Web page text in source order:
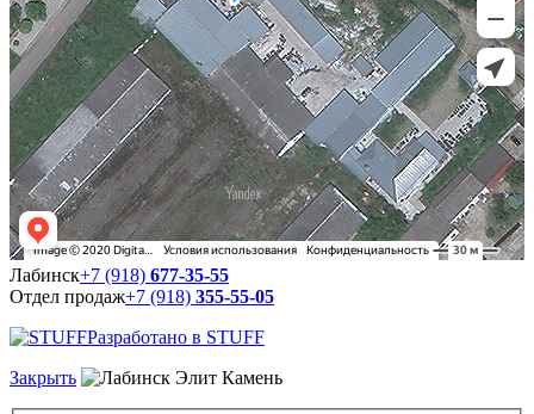
Лабинск+7 (918) 677-35-55
Отдел продаж+7 (918) 355-55-05
Разработано в STUFF
Закрыть